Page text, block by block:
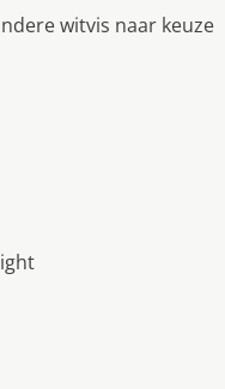
witvis naar keuze